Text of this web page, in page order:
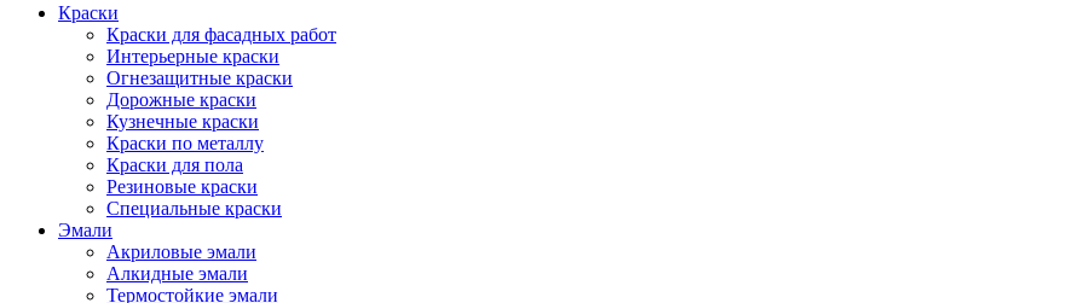
Краски
Краски для фасадных работ
Интерьерные краски
Огнезащитные краски
Дорожные краски
Кузнечные краски
Краски по металлу
Краски для пола
Резиновые краски
Специальные краски
Эмали
Акриловые эмали
Алкидные эмали
Термостойкие эмали